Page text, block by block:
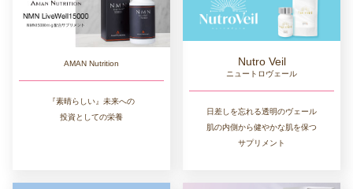
AMAN Nutrition
『素晴らしい』未来への
投資としての栄養
Nutro Veil
ニュートロヴェール
日差しを忘れる透明のヴェール
肌の内側から健やかな肌を保つ
サプリメント